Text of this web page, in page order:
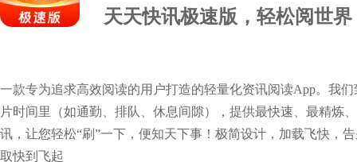
天天快讯极速版，轻松阅世界
一款专为追求高效阅读的用户打造的轻量化资讯阅读App。我
片时间里（如通勤、排队、休息间隙），提供最快速、最精炼
讯，让您轻松“刷”一下，便知天下事！极简设计，加载飞快，
取快到飞起